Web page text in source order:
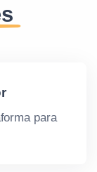
para